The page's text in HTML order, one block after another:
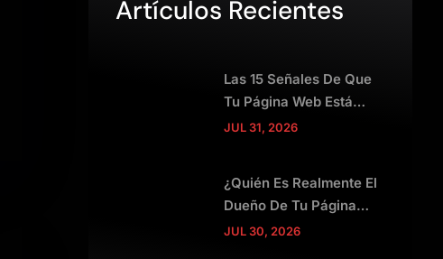
Artículos Recientes
Las 15 Señales De Que
Tu Página Web Está
Espantando Clientes
JUL 31, 2026
¿Quién Es Realmente El
Dueño De Tu Página
Web?
JUL 30, 2026